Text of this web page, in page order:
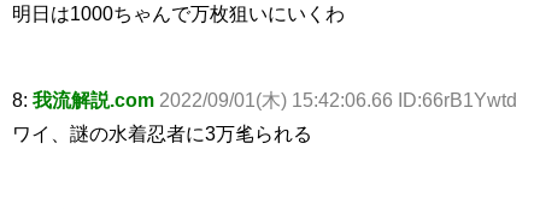
明日は1000ちゃんで万枚狙いにいくわ
8: 我流解説.com 2022/09/01(木) 15:42:06.66 ID:66rB1Ywtd
ワイ、謎の水着忍者に3万毟られる